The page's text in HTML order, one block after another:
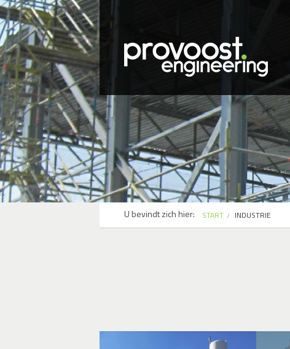
U bevindt zich hier: START INDUSTRIE